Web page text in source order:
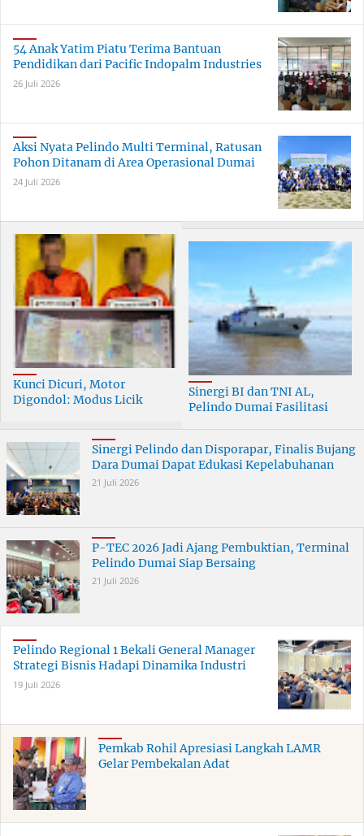
54 Anak Yatim Piatu Terima Bantuan
Pendidikan dari Pacific Indopalm Industries
26 Juli 2026
Aksi Nyata Pelindo Multi Terminal, Ratusan
Pohon Ditanam di Area Operasional Dumai
24 Juli 2026
Kunci Dicuri, Motor
Digondol: Modus Licik
Terungkap
Sinergi BI dan TNI AL,
Pelindo Dumai Fasilitasi
Sinergi Pelindo dan Disporapar, Finalis Bujang
Dara Dumai Dapat Edukasi Kepelabuhanan
21 Juli 2026
P-TEC 2026 Jadi Ajang Pembuktian, Terminal
Pelindo Dumai Siap Bersaing
21 Juli 2026
Pelindo Regional 1 Bekali General Manager
Strategi Bisnis Hadapi Dinamika Industri
19 Juli 2026
Pemkab Rohil Apresiasi Langkah LAMR
Gelar Pembekalan Adat